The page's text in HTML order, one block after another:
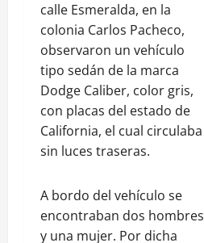
calle Esmeralda, en la
colonia Carlos Pacheco,
observaron un vehículo
tipo sedán de la marca
Dodge Caliber, color gris,
con placas del estado de
California, el cual circulaba
sin luces traseras.
A bordo del vehículo se
encontraban dos hombres
y una mujer. Por dicha